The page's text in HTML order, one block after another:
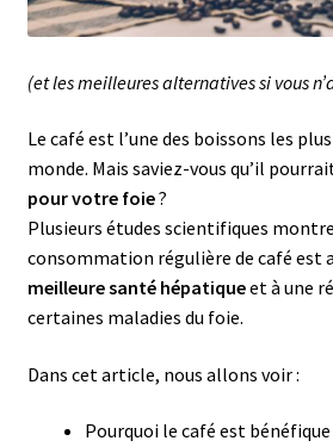
(et les meilleures alternatives si vous
Le café est l’une des boissons les
monde. Mais saviez-vous qu’il
pour votre foie?
Plusieurs études scientifiques
consommation régulière de café est
meilleure santé hépatiqueet à une
certaines maladies du foie.
Dans cet article, nous allons voir :
Pourquoi le café est